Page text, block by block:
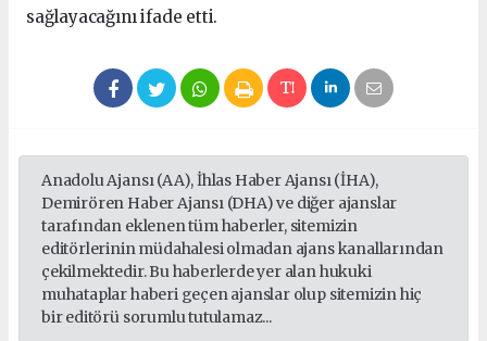
sağlayacağını ifade etti.
Anadolu Ajansı (AA), İhlas Haber Ajansı (İHA),
Demirören Haber Ajansı (DHA) ve diğer ajanslar
tarafından eklenen tüm haberler, sitemizin
editörlerinin müdahalesi olmadan ajans kanallarından
çekilmektedir. Bu haberlerde yer alan hukuki
muhataplar haberi geçen ajanslar olup sitemizin hiç
bir editörü sorumlu tutulamaz...